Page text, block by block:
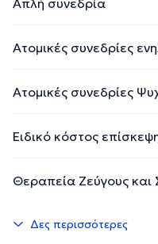
Ατομικές συνεδρίες
Ατομικές συνεδρίες
Ειδικό κόστος
Θεραπεία Ζεύγους και
Δες περισσότερες